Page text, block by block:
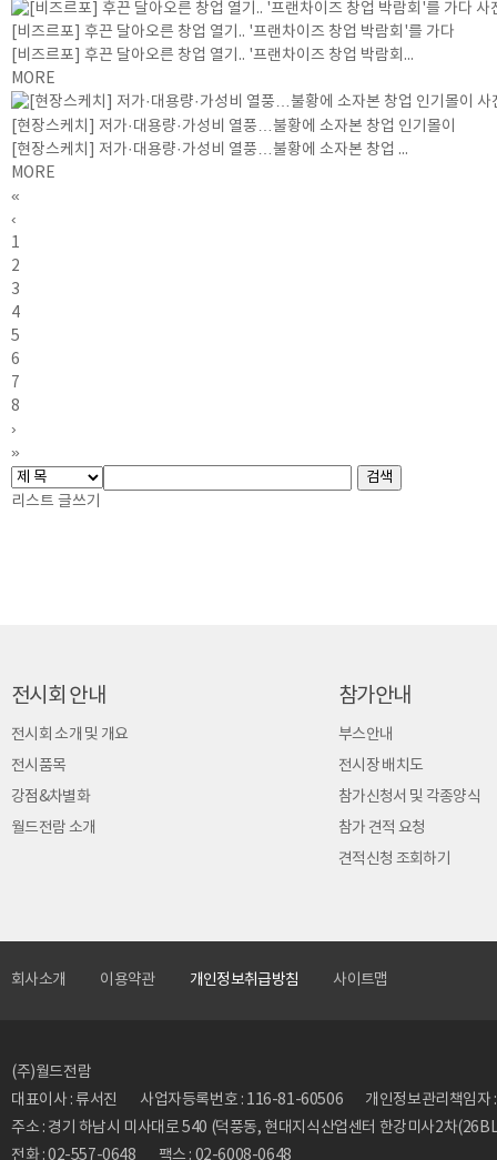
[비즈르포] 후끈 달아오른 창업 열기.. '프랜차이즈 창업 박람회'를 가다
[비즈르포] 후끈 달아오른 창업 열기.. '프랜차이즈 창업 박람회...
MORE
[현장스케치] 저가·대용량·가성비 열풍…불황에 소자본 창업 인기몰이
[현장스케치] 저가·대용량·가성비 열풍…불황에 소자본 창업 ...
MORE
«
‹
1
2
3
4
5
6
7
8
›
»
리스트 글쓰기
전시회 안내
전시회 소개 및 개요
전시품목
강점&차별화
월드전람 소개
참가안내
부스안내
전시장 배치도
참가신청서 및 각종양식
참가 견적 요청
견적신청 조회하기
회사소개 이용약관 개인정보취급방침 사이트맵
(주)월드전람
대표이사 : 류서진
사업자등록번호 : 116-81-60506
개인정보관리책임
주소 : 경기 하남시 미사대로 540 (덕풍동, 현대지식산업센터 한강미사2차
전화 : 02-557-0648
팩스 : 02-6008-0648